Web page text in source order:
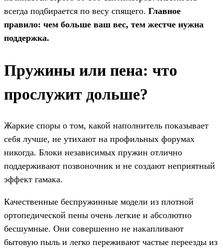
всегда подбирается по весу спящего. Главное
правило: чем больше ваш вес, тем жестче нужна
поддержка.
Пружины или пена: что
прослужит дольше?
Жаркие споры о том, какой наполнитель показывает
себя лучше, не утихают на профильных форумах
никогда. Блоки независимых пружин отлично
поддерживают позвоночник и не создают неприятный
эффект гамака.
Качественные беспружинные модели из плотной
ортопедической пены очень легкие и абсолютно
бесшумные. Они совершенно не накапливают
бытовую пыль и легко переживают частые переезды из